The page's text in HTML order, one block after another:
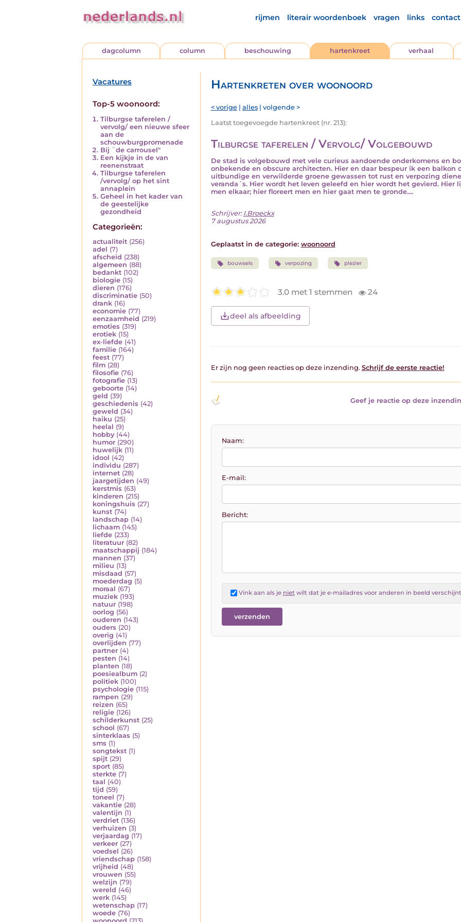
rijmen literair woordenboek vragen links contact
dagcolumn column beschouwing hartenkreet verhaal
Vacatures
Top-5 woonoord:
Tilburgse taferelen /
vervolg/ een nieuwe sfeer
aan de
schouwburgpromenade
Bij ¨de carrousel"
Een kijkje in de van
reenenstraat
Tilburgse taferelen
/vervolg/ op het sint
annaplein
Geheel in het kader van
de geestelijke
gezondheid
Categorieën:
actualiteit (256)
adel (7)
afscheid (238)
algemeen (88)
bedankt (102)
biologie (15)
dieren (176)
discriminatie (50)
drank (16)
economie (77)
eenzaamheid (219)
emoties (319)
erotiek (15)
ex-liefde (41)
familie (164)
feest (77)
film (28)
filosofie (76)
fotografie (13)
geboorte (14)
geld (39)
geschiedenis (42)
geweld (34)
haiku (25)
heelal (9)
hobby (44)
humor (290)
huwelijk (11)
idool (42)
individu (287)
internet (28)
jaargetijden (49)
kerstmis (63)
kinderen (215)
koningshuis (27)
kunst (74)
landschap (14)
lichaam (145)
liefde (233)
literatuur (82)
maatschappij (184)
mannen (37)
milieu (13)
misdaad (57)
moederdag (5)
moraal (67)
muziek (193)
natuur (198)
oorlog (56)
ouderen (143)
ouders (20)
overig (41)
overlijden (77)
partner (4)
pesten (14)
planten (18)
poesiealbum (2)
politiek (100)
psychologie (115)
rampen (29)
reizen (65)
religie (126)
schilderkunst (25)
school (67)
sinterklaas (5)
sms (1)
songtekst (1)
spijt (29)
sport (85)
sterkte (7)
taal (40)
tijd (59)
toneel (7)
vakantie (28)
valentijn (1)
verdriet (136)
verhuizen (3)
verjaardag (17)
verkeer (27)
voedsel (26)
vriendschap (158)
vrijheid (48)
vrouwen (55)
welzijn (79)
wereld (46)
werk (145)
wetenschap (17)
woede (76)
Hartenkreten over woonoord
< vorige| alles| volgende >
Laatst toegevoegde hartenkreet (nr. 213):
Tilburgse taferelen / Vervolg/ Volgebouwd
De stad is volgebouwd met vele curieus aandoende onderkomens en
onbekende en obscure architecten. Hier en daar bespeur ik een balkon
uitbundige en verwilderde groene gewassen tot rust en verpozing
veranda´s. Hier wordt het leven geleefd en hier wordt het gevierd.
men elkaar; hier floreert men en hier gaat men te gronde....
Schrijver: I.Broeckx
7 augustus 2026
Geplaatst in de categorie: woonoord
bouwsels verpozing plezier
3.0 met 1 stemmen 24
deel als afbeelding
Er zijn nog geen reacties op deze inzending. Schrijf de eerste reactie!
Geef je reactie op deze
Naam:
E-mail:
Bericht:
Vink aan als je nietwilt dat je e-mailadres voor anderen in beeld verschijnt